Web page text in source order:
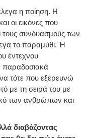
η ποίηση. Η
οι εικόνες που
τους συνδυασμούς των
το παραμύθι. Ή
έντεχνου
παραδοσιακά
τότε που εξερευνώ
με τη σειρά του με
των ανθρώπων και
διαβάζοντας